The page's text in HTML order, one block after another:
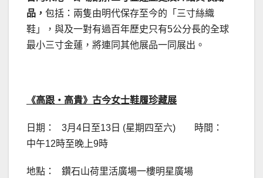
品， 包括：兩隻由明代保存至今的「三寸絲織
鞋」，與及一對有過百年歷史只有5公分長的全球
最小三寸金蓮，將連同其他展品一同展出。
《高跟‧高貴》古今女士鞋履珍藏展
日期： 3月4日至13日 (星期四至六) 時間：
中午12時至晚上9時
地點： 鑽石山荷里活廣場一樓明星廣場